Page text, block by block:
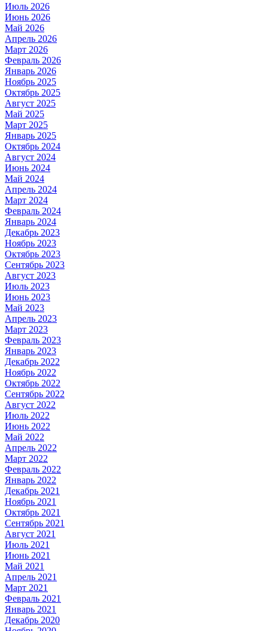
Июль 2026
Июнь 2026
Май 2026
Апрель 2026
Март 2026
Февраль 2026
Январь 2026
Ноябрь 2025
Октябрь 2025
Август 2025
Май 2025
Март 2025
Январь 2025
Октябрь 2024
Август 2024
Июнь 2024
Май 2024
Апрель 2024
Март 2024
Февраль 2024
Январь 2024
Декабрь 2023
Ноябрь 2023
Октябрь 2023
Сентябрь 2023
Август 2023
Июль 2023
Июнь 2023
Май 2023
Апрель 2023
Март 2023
Февраль 2023
Январь 2023
Декабрь 2022
Ноябрь 2022
Октябрь 2022
Сентябрь 2022
Август 2022
Июль 2022
Июнь 2022
Май 2022
Апрель 2022
Март 2022
Февраль 2022
Январь 2022
Декабрь 2021
Ноябрь 2021
Октябрь 2021
Сентябрь 2021
Август 2021
Июль 2021
Июнь 2021
Май 2021
Апрель 2021
Март 2021
Февраль 2021
Январь 2021
Декабрь 2020